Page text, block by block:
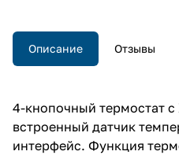
Описание Отзывы
4-кнопочный термостат
встроенный датчик
интерфейс. Функция